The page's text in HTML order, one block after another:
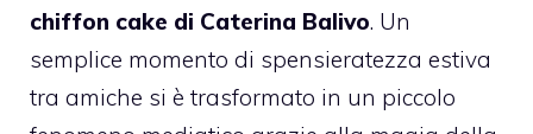
chiffon cake di Caterina Balivo. Un
semplice momento di spensieratezza estiva
tra amiche si è trasformato in un piccolo